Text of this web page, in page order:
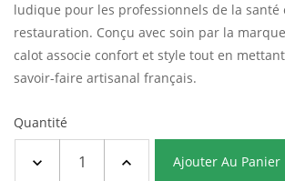
ludique pour les professionnels de la santé
restauration. Conçu avec soin par la
calot associe confort et style tout en
savoir-faire artisanal français.
Quantité
Ajouter Au Panier